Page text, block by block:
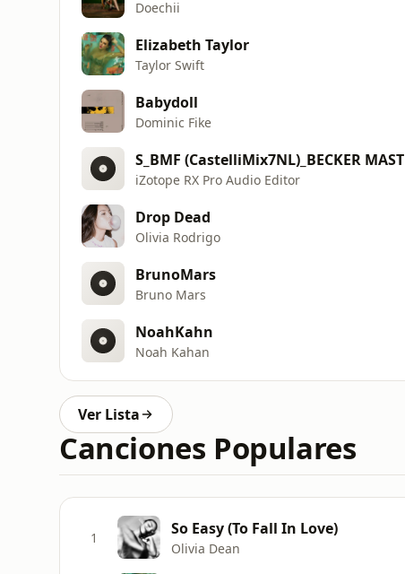
Doechii
Elizabeth Taylor
Taylor Swift
Babydoll
Dominic Fike
S_BMF (CastelliMix7NL)_BECKER
iZotope RX Pro Audio Editor
Drop Dead
Olivia Rodrigo
BrunoMars
Bruno Mars
NoahKahn
Noah Kahan
Ver Lista
Canciones Populares
1 So Easy (To Fall In Love)
Olivia Dean